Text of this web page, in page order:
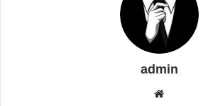
admin